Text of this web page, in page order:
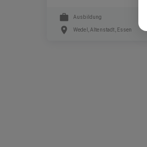
Ausbildung
Wedel, Altenstadt, Essen